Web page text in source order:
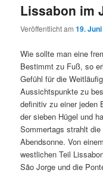
Lissabon im
Veröffentlicht am19.
Wie sollte man eine
Bestimmt zu Fuß, so
Gefühl für die
Aussichtspunkte zu
definitiv zu einer jeden
der sieben Hügel und
Sommertags strahlt
Abendsonne. Von
westlichen Teil
São Jorge und die